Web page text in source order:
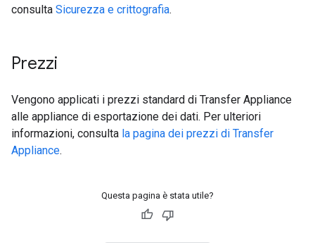
consulta Sicurezza e crittografia.
Prezzi
Vengono applicati i prezzi standard di Transfer Appliance
alle appliance di esportazione dei dati. Per ulteriori
informazioni, consulta la pagina dei prezzi di Transfer
Appliance.
Questa pagina è stata utile?